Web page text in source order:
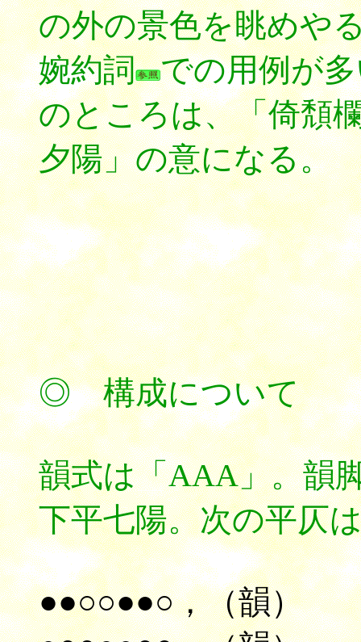
の外の景色を眺めや
婉約詞
での用例が
のところは、「倚頽
夕陽」の意になる。
◎ 構成について
韻式は「AAA」。韻
下平七陽。次の平仄
●●○○●●○，（韻）